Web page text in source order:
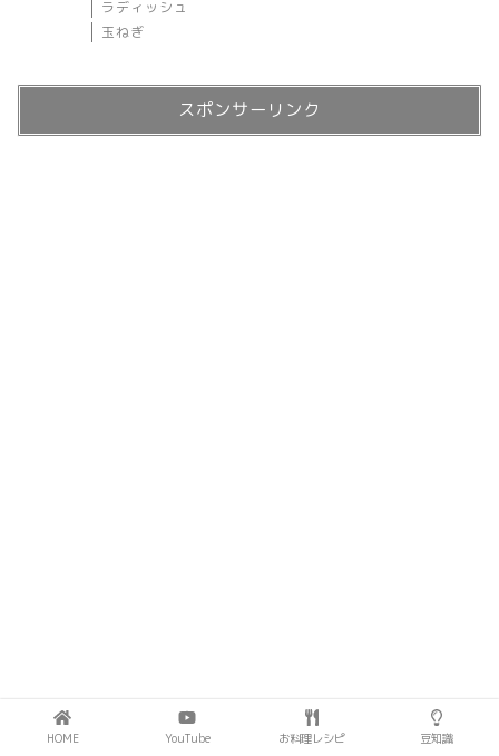
ラディッシュ
玉ねぎ
スポンサーリンク
HOME YouTube お料理レシピ 豆知識